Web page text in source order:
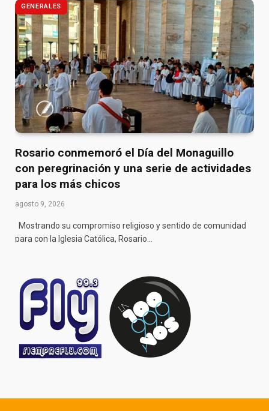
GENERALES
Rosario conmemoró el Día del Monaguillo
con peregrinación y una serie de actividades
para los más chicos
agosto 9, 2026
Mostrando su compromiso religioso y sentido de comunidad
para con la Iglesia Católica, Rosario…